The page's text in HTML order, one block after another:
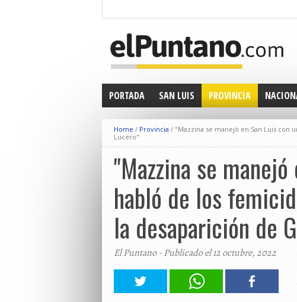
PORTADA SAN LUIS PROVINCIA
Home / Provincia / "Mazzina se manejó en San Luis con
Lucero"
"Mazzina se
habló de los
la desaparición de
El Puntano - Publicado el 12 octubre, 2022